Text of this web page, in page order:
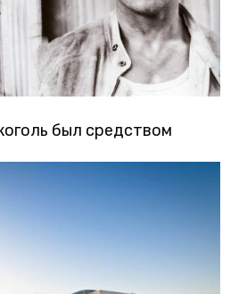
был средством